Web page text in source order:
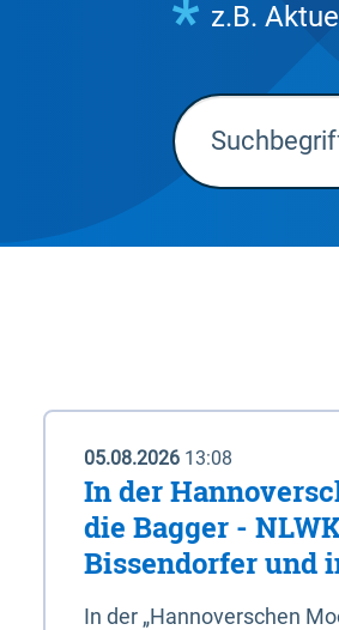
z.B.
05.08.2026 13:08
In der
die Bagger -
Bissendorfer und
In der „Hannoverschen